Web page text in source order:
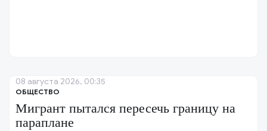
ОБЩЕСТВО
Мигрант пытался пересечь границу на
параплане
08 августа 2026, 00:35